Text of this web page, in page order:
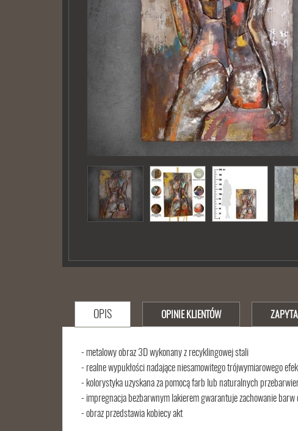
OPIS
- metalowy obraz 3D wykonany z recyklingowej stali
- realne wypukłości nadające niesamowitego trójwymiarowego
- kolorystyka uzyskana za pomocą farb lub naturalnych
- impregnacja bezbarwnym lakierem gwarantuje zachowanie barw
- obraz przedstawia kobiecy akt
OPINIE KLIENTÓW